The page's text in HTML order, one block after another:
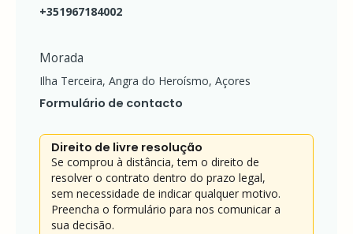
-
PINS
AZORICA
AZOREAN
PORTA
CHAVES
AZORICA
AZOREAN
DREAM
T-
SHIRTS
PRODUTOS
PERSONALIZADOS
+351967184002
Morada
Ilha Terceira, Angra do Heroísmo, Açores
Formulário de contacto
Direito de livre resolução
Se comprou à distância, tem o direito de
resolver o contrato dentro do prazo legal,
sem necessidade de indicar qualquer motivo.
Preencha o formulário para nos comunicar a
sua decisão.